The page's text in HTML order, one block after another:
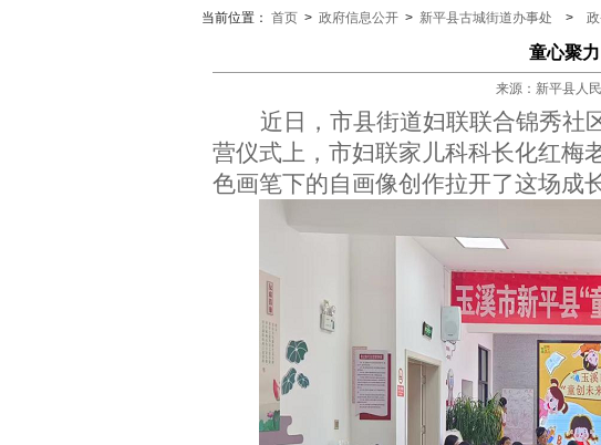
当前位置： 首页 > 政府信息公开 > 新平县古城街道办事处 >
童心聚
来源：新平县人
近日，市县街道妇联联合锦秀社
营仪式上，市妇联家儿科科长化红梅
色画笔下的自画像创作拉开了这场成